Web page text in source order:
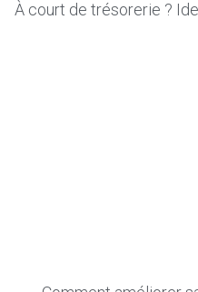
À court de trésorerie ?